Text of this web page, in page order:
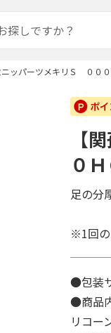
ニッパーツメキリＳ ００
【
０
足の分
※1回の
●包装
●商品
リコー